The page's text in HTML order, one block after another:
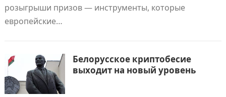
розыгрыши призов — инструменты, которые
европейские…
Белорусское криптобесие
выходит на новый уровень